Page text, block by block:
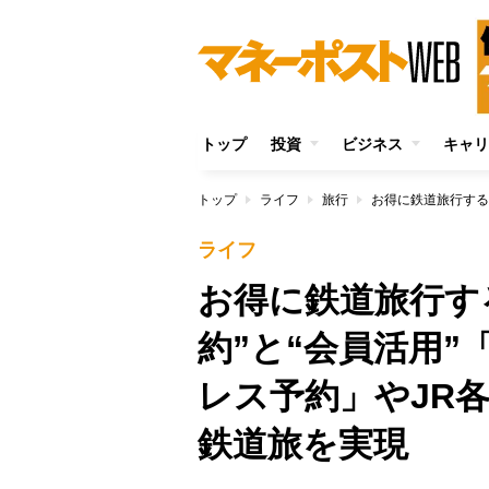
トップ 投資 ビジネス キャ
トップ ライフ 旅行
ライフ
お得に鉄道旅行
約”と“会員活用”
レス予約」やJR
鉄道旅を実現